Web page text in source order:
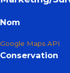
Nom
Google Maps API
Conservation